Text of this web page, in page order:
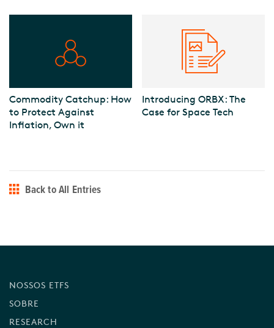
Commodity Catchup: How
to Protect Against
Inflation, Own it
Introducing ORBX: The
Case for Space Tech
Back to All Entries
NOSSOS ETFS
SOBRE
RESEARCH